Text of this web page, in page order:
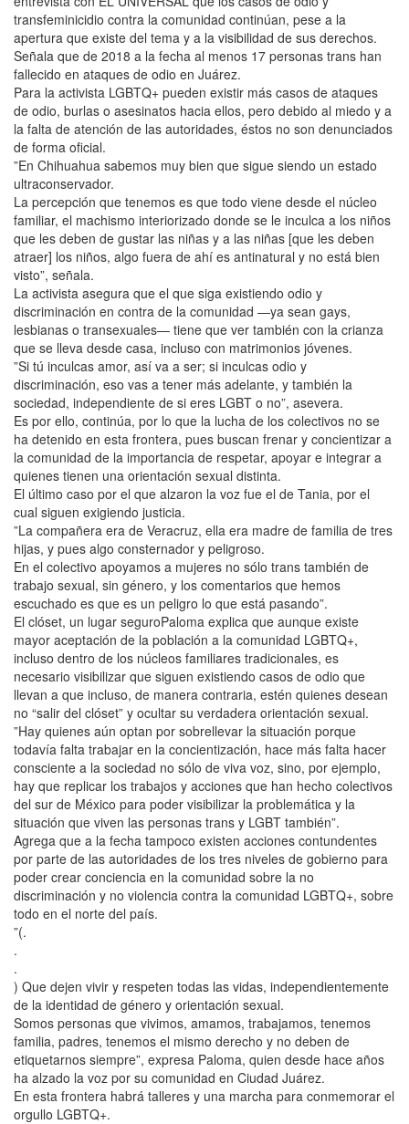
transfeminicidio contra la comunidad continúan, pese a la
apertura que existe del tema y a la visibilidad de sus derechos.
Señala que de 2018 a la fecha al menos 17 personas trans han
fallecido en ataques de odio en Juárez.
Para la activista LGBTQ+ pueden existir más casos de ataques
de odio, burlas o asesinatos hacia ellos, pero debido al miedo y a
la falta de atención de las autoridades, éstos no son denunciados
de forma oficial.
”En Chihuahua sabemos muy bien que sigue siendo un estado
ultraconservador.
La percepción que tenemos es que todo viene desde el núcleo
familiar, el machismo interiorizado donde se le inculca a los niños
que les deben de gustar las niñas y a las niñas [que les deben
atraer] los niños, algo fuera de ahí es antinatural y no está bien
visto”, señala.
La activista asegura que el que siga existiendo odio y
discriminación en contra de la comunidad —ya sean gays,
lesbianas o transexuales— tiene que ver también con la crianza
que se lleva desde casa, incluso con matrimonios jóvenes.
”Si tú inculcas amor, así va a ser; si inculcas odio y
discriminación, eso vas a tener más adelante, y también la
sociedad, independiente de si eres LGBT o no”, asevera.
Es por ello, continúa, por lo que la lucha de los colectivos no se
ha detenido en esta frontera, pues buscan frenar y concientizar a
la comunidad de la importancia de respetar, apoyar e integrar a
quienes tienen una orientación sexual distinta.
El último caso por el que alzaron la voz fue el de Tania, por el
cual siguen exigiendo justicia.
”La compañera era de Veracruz, ella era madre de familia de tres
hijas, y pues algo consternador y peligroso.
En el colectivo apoyamos a mujeres no sólo trans también de
trabajo sexual, sin género, y los comentarios que hemos
escuchado es que es un peligro lo que está pasando”.
El clóset, un lugar seguroPaloma explica que aunque existe
mayor aceptación de la población a la comunidad LGBTQ+,
incluso dentro de los núcleos familiares tradicionales, es
necesario visibilizar que siguen existiendo casos de odio que
llevan a que incluso, de manera contraria, estén quienes desean
no “salir del clóset” y ocultar su verdadera orientación sexual.
”Hay quienes aún optan por sobrellevar la situación porque
todavía falta trabajar en la concientización, hace más falta hacer
consciente a la sociedad no sólo de viva voz, sino, por ejemplo,
hay que replicar los trabajos y acciones que han hecho colectivos
del sur de México para poder visibilizar la problemática y la
situación que viven las personas trans y LGBT también”.
Agrega que a la fecha tampoco existen acciones contundentes
por parte de las autoridades de los tres niveles de gobierno para
poder crear conciencia en la comunidad sobre la no
discriminación y no violencia contra la comunidad LGBTQ+, sobre
todo en el norte del país.
”(.
.
.
) Que dejen vivir y respeten todas las vidas, independientemente
de la identidad de género y orientación sexual.
Somos personas que vivimos, amamos, trabajamos, tenemos
familia, padres, tenemos el mismo derecho y no deben de
etiquetarnos siempre”, expresa Paloma, quien desde hace años
ha alzado la voz por su comunidad en Ciudad Juárez.
En esta frontera habrá talleres y una marcha para conmemorar el
orgullo LGBTQ+.